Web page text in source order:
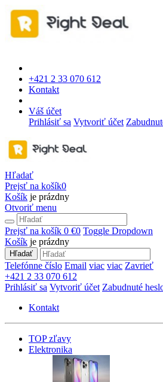
+421 2 33 070 612
Kontakt
Váš účet
Prihlásiť sa Vytvoriť účet
Hľadať
Prejsť na košík0
Košík je prázdny
Otvoriť menu
Prejsť na košík 0 €0 Toggle Dropdown
Košík je prázdny
Hľadať
Telefónne číslo Email viac viac Zavrieť
+421 2 33 070 612
Prihlásiť sa Vytvoriť účet Zabudnuté
Kontakt
TOP zľavy
Elektronika